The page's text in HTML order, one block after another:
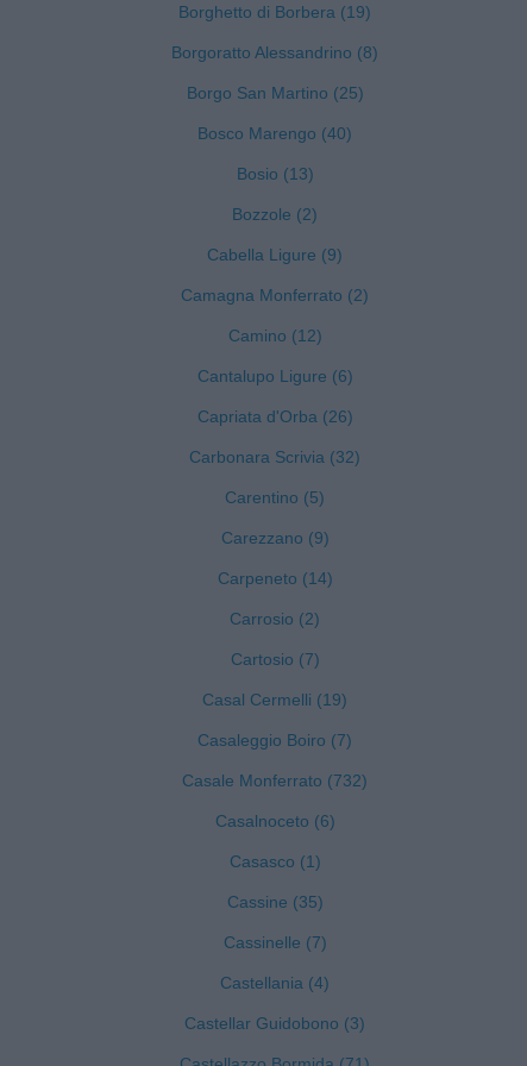
Borghetto di Borbera (19)
Borgoratto Alessandrino (8)
Borgo San Martino (25)
Bosco Marengo (40)
Bosio (13)
Bozzole (2)
Cabella Ligure (9)
Camagna Monferrato (2)
Camino (12)
Cantalupo Ligure (6)
Capriata d'Orba (26)
Carbonara Scrivia (32)
Carentino (5)
Carezzano (9)
Carpeneto (14)
Carrosio (2)
Cartosio (7)
Casal Cermelli (19)
Casaleggio Boiro (7)
Casale Monferrato (732)
Casalnoceto (6)
Casasco (1)
Cassine (35)
Cassinelle (7)
Castellania (4)
Castellar Guidobono (3)